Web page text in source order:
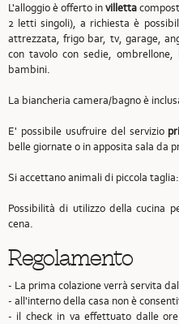
L'alloggio è offerto invilletta
2 letti singoli), a richiesta è
attrezzata, frigo bar, tv, garage,
con tavolo con sedie,
bambini.
La biancheria camera/bagno è
E' possibile usufruire del servizio
belle giornate o in apposita sala da
Si accettano animali di piccola taglia:
Possibilità di utilizzo della cucina
cena.
Regolamento
- La prima colazione verrà servita
- all'interno della casa non è
- il check in va effettuato dalle